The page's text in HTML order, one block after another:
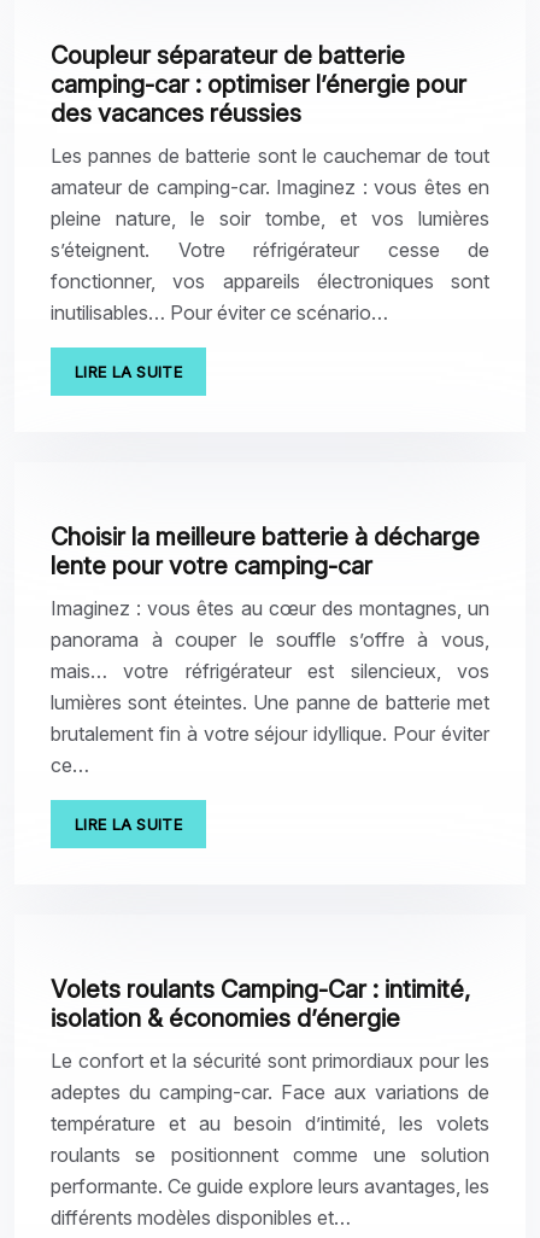
Coupleur séparateur de batterie
camping-car : optimiser l’énergie pour
des vacances réussies
Les pannes de batterie sont le cauchemar de tout
amateur de camping-car. Imaginez : vous êtes en
pleine nature, le soir tombe, et vos lumières
s’éteignent. Votre réfrigérateur cesse de
fonctionner, vos appareils électroniques sont
inutilisables… Pour éviter ce scénario…
LIRE LA SUITE
Choisir la meilleure batterie à décharge
lente pour votre camping-car
Imaginez : vous êtes au cœur des montagnes, un
panorama à couper le souffle s’offre à vous,
mais… votre réfrigérateur est silencieux, vos
lumières sont éteintes. Une panne de batterie met
brutalement fin à votre séjour idyllique. Pour éviter
ce…
LIRE LA SUITE
Volets roulants Camping-Car : intimité,
isolation & économies d’énergie
Le confort et la sécurité sont primordiaux pour les
adeptes du camping-car. Face aux variations de
température et au besoin d’intimité, les volets
roulants se positionnent comme une solution
performante. Ce guide explore leurs avantages, les
différents modèles disponibles et…